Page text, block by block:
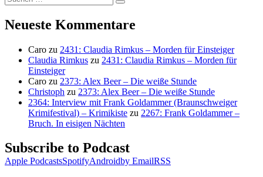
nach:
Suchen
Neueste Kommentare
Caro zu 2431: Claudia Rimkus – Morden für Einsteiger
Claudia Rimkus zu 2431: Claudia Rimkus – Morden für
Einsteiger
Caro zu 2373: Alex Beer – Die weiße Stunde
Christoph zu 2373: Alex Beer – Die weiße Stunde
2364: Interview mit Frank Goldammer (Braunschweiger
Krimifestival) – Krimikiste zu 2267: Frank Goldammer –
Bruch. In eisigen Nächten
Subscribe to Podcast
Apple PodcastsSpotifyAndroidby EmailRSS